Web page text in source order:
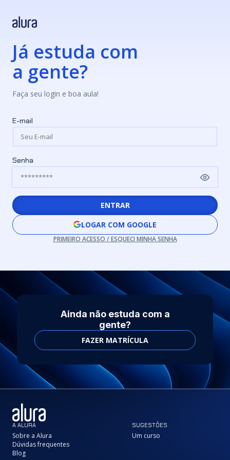
Já estuda com
a gente?
Faça seu login e boa aula!
E-mail
Senha
ENTRAR
LOGAR COM GOOGLE
PRIMEIRO ACESSO / ESQUECI MINHA SENHA
Ainda não estuda com a
gente?
FAZER MATRÍCULA
A ALURA
Sobre a Alura
Dúvidas frequentes
Blog
SUGESTÕES
Um curso